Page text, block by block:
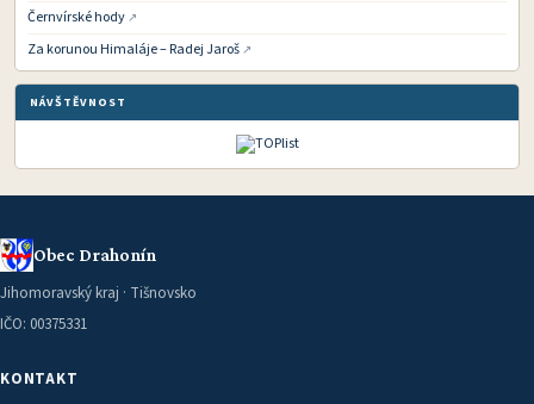
Černvírské hody
Za korunou Himaláje – Radej Jaroš
NÁVŠTĚVNOST
Obec Drahonín
Jihomoravský kraj · Tišnovsko
IČO: 00375331
KONTAKT